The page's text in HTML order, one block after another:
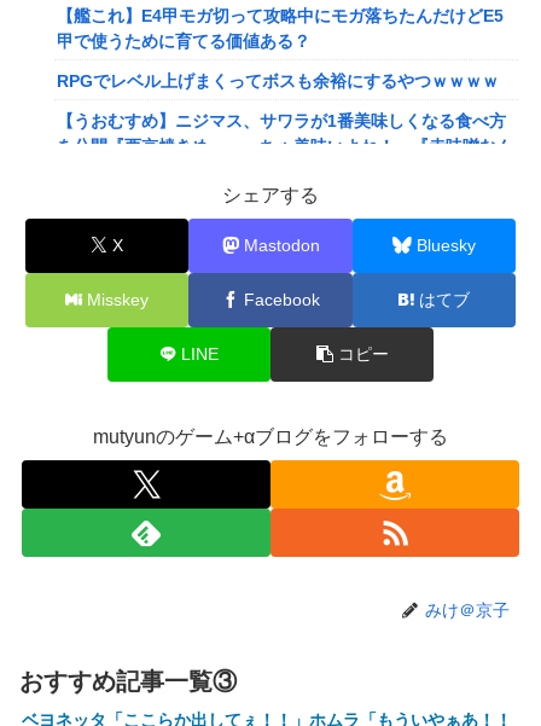
【艦これ】E4甲モガ切って攻略中にモガ落ちたんだけどE5
甲で使うために育てる価値ある？
RPGでレベル上げまくってボスも余裕にするやつｗｗｗｗ
【うおむすめ】ニジマス、サワラが1番美味しくなる食べ方
を公開『西京焼きめっっっちゃ美味いよね！』『赤味噌なん
【ななし】ねるちゃん「おじさんたち～！もりもり食べて元
気だすのよ～」
【にじさんじ】ソフィ、バッターボックスに立ってみた『え
えフォームや』『打球の伸びがすごい』
【画像】坂口杏里、逃走してウ●カスまで晒されるｗｗｗｗ
【動画】甲子園の女性審判、大誤審で炎上
【画像】キングダムの河了貂、「あったけぇ壁」に引き続き
更に味方をぶっ殺す作戦を実行する
トランプ「イランが核兵器を作れば、イタリアを2分で消滅
った作品
シェアする
X Mastodon Bluesky
Misskey Facebook はてブ
LINE コピー
mutyunのゲーム+αブログをフォローする
みけ＠京子
おすすめ記事一覧③
ベヨネッタ「ここらか出してぇ！！」ホムラ「もういやぁあ！！